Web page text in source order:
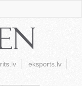
rits.lv
eksports.lv